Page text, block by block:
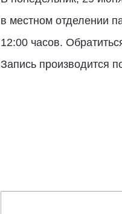
в местном отделении
12:00 часов.
Запись производится